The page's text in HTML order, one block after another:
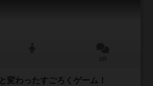
変わったすごろくゲーム！